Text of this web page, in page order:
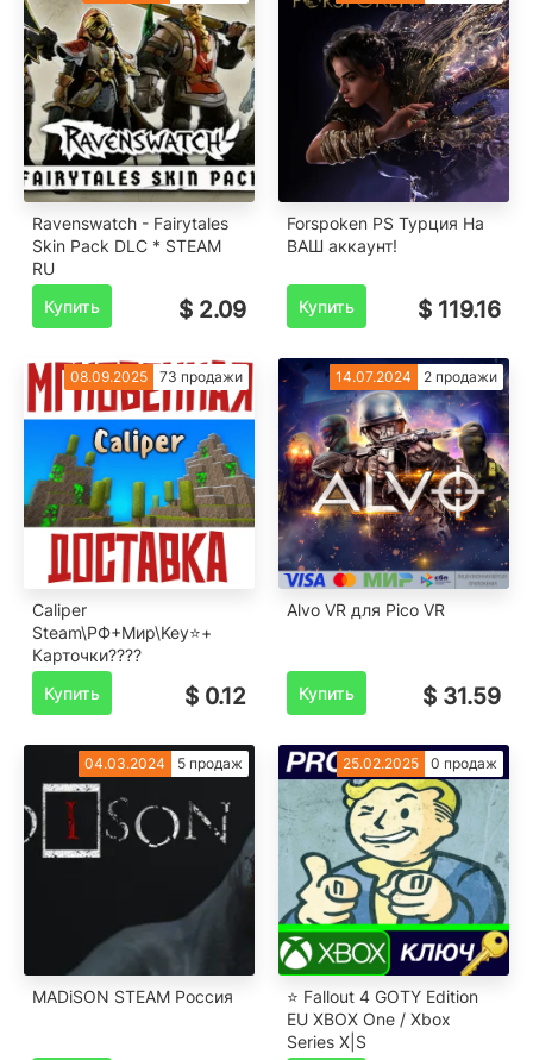
Ravenswatch - Fairytales
Skin Pack DLC * STEAM
RU
Купить
$ 2.09
Forspoken PS Турция На
ВАШ аккаунт!
Купить $ 119.16
08.09.2025 73 продажи
Caliper
Steam\РФ+Мир\Key⭐+
Карточки????
Купить
$ 0.12
14.07.2024 2 продажи
Alvo VR для Pico VR
Купить $ 31.59
04.03.2024 5 продаж
MADiSON STEAM Россия
25.02.2025 0 продаж
⭐ Fallout 4 GOTY Edition
EU XBOX One / Xbox
Series X|S